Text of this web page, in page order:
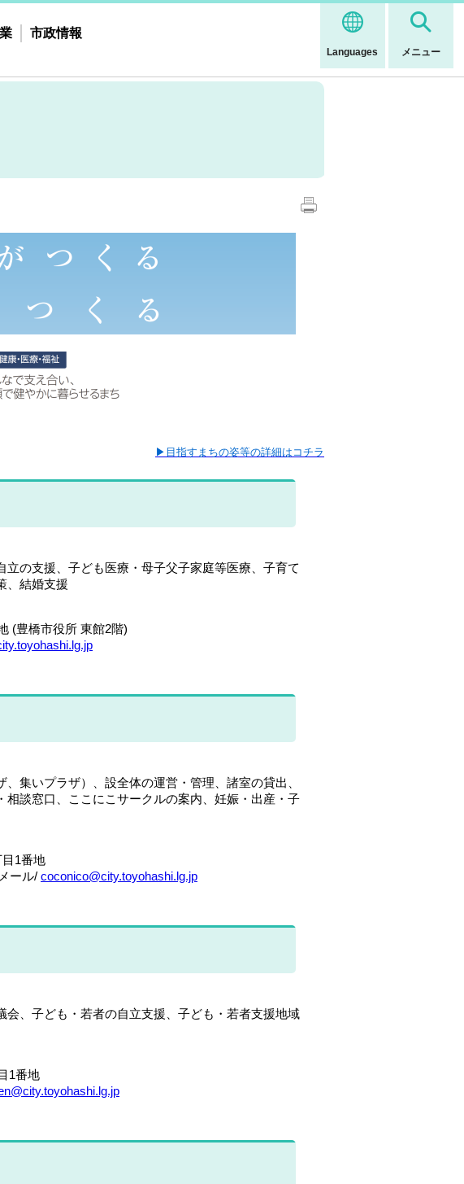
Languages メニュー
市政情報
▶目指すまちの姿等の詳細はコチラ
の支援、子ども医療・母子父子家庭等医療、子育て
、結婚支援
(豊橋市役所 東館2階)
集いプラザ）、設全体の運営・管理、諸室の貸出、
相談窓口、ここにこサークルの案内、妊娠・出産・子
1番地
ール/ coconico@city.toyohashi.lg.jp
会、子ども・若者の自立支援、子ども・若者支援地域
1番地